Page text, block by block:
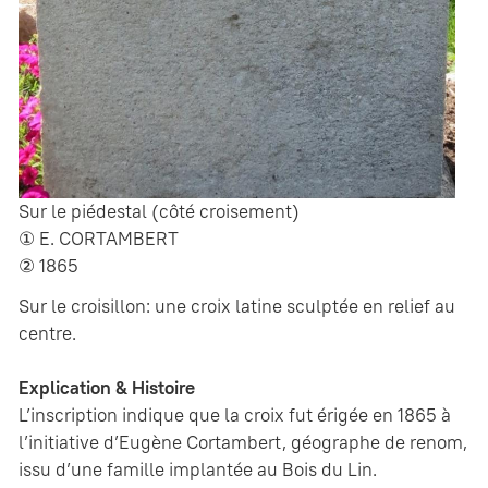
Sur le piédestal (côté croisement)
① E. CORTAMBERT
② 1865
Sur le croisillon: une croix latine sculptée en relief au
centre.
Explication & Histoire
L’inscription indique que la croix fut érigée en 1865 à
l’initiative d’Eugène Cortambert, géographe de renom,
issu d’une famille implantée au Bois du Lin.